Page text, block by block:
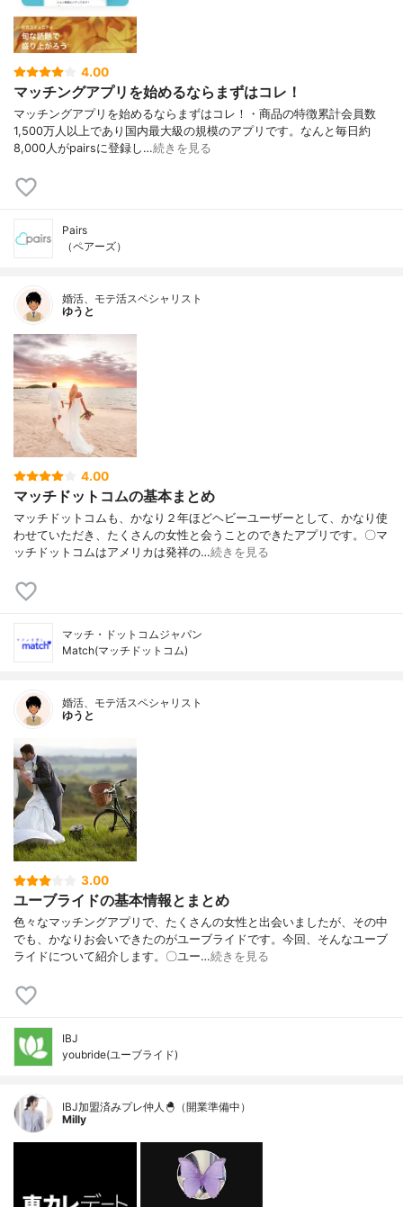
4.00
マッチングアプリを始めるならまずはコレ！
マッチングアプリを始めるならまずはコレ！・商品の特徴累計会員数
1,500万人以上であり国内最大級の規模のアプリです。なんと毎日約
8,000人がpairsに登録し…続きを見る
Pairs
（ペアーズ）
婚活、モテ活スペシャリスト
ゆうと
4.00
マッチドットコムの基本まとめ
マッチドットコムも、かなり２年ほどヘビーユーザーとして、かなり使
わせていただき、たくさんの女性と会うことのできたアプリです。〇マ
ッチドットコムはアメリカは発祥の…続きを見る
マッチ・ドットコムジャパン
Match(マッチドットコム)
婚活、モテ活スペシャリスト
ゆうと
3.00
ユーブライドの基本情報とまとめ
色々なマッチングアプリで、たくさんの女性と出会いましたが、その中
でも、かなりお会いできたのがユーブライドです。今回、そんなユーブ
ライドについて紹介します。〇ユー…続きを見る
IBJ
youbride(ユーブライド)
IBJ加盟済みプレ仲人🐣（開業準備中）
Milly